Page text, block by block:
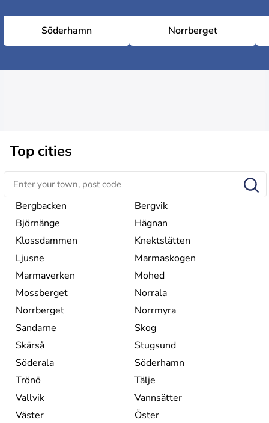
Söderhamn Norrberget
Top cities
Bergbacken
Bergvik
Björnänge
Hägnan
Klossdammen
Knektslätten
Ljusne
Marmaskogen
Marmaverken
Mohed
Mossberget
Norrala
Norrberget
Norrmyra
Sandarne
Skog
Skärså
Stugsund
Söderala
Söderhamn
Trönö
Tälje
Vallvik
Vannsätter
Väster
Öster